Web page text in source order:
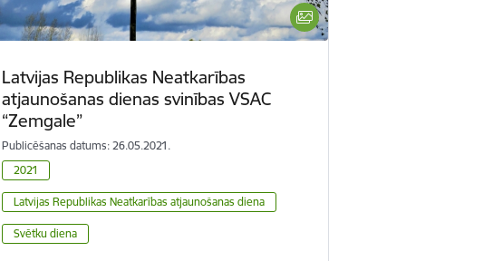
Latvijas Republikas Neatkarības
atjaunošanas dienas svinības VSAC
“Zemgale”
Publicēšanas datums: 26.05.2021.
2021
Latvijas Republikas Neatkarības atjaunošanas diena
Svētku diena